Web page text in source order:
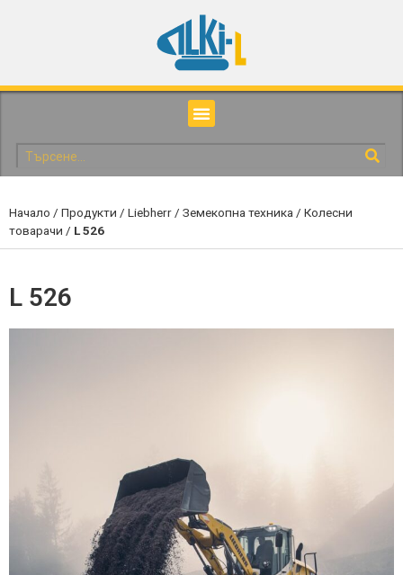
Начало / Продукти / Liebherr / Земекопна техника / Колесни
товарачи / L 526
L 526